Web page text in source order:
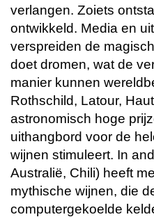
verlangen. Zoiets
ontwikkeld. Media en
verspreiden de
doet dromen, wat de
manier kunnen
Rothschild, Latour,
astronomisch hoge
uithangbord voor de
wijnen stimuleert. In
Australië, Chili) heeft
mythische wijnen, die
computergekoelde